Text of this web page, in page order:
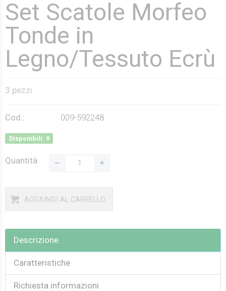
Set Scatole Morfeo
Tonde in
Legno/Tessuto Ecrù
3 pezzi
Cod.: 009-592248
Disponibili: 9
Quantità
AGGIUNGI AL CARRELLO
Descrizione
Caratteristiche
Richiesta informazioni